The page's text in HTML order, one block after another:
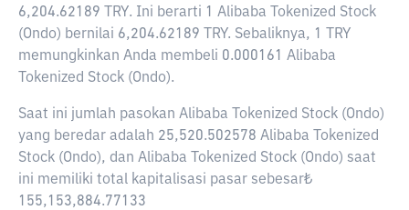
6,204.62189 TRY. Ini berarti 1 Alibaba Tokenized Stock
(Ondo) bernilai 6,204.62189 TRY. Sebaliknya, 1 TRY
memungkinkan Anda membeli 0.000161 Alibaba
Tokenized Stock (Ondo).
Saat ini jumlah pasokan Alibaba Tokenized Stock (Ondo)
yang beredar adalah 25,520.502578 Alibaba Tokenized
Stock (Ondo), dan Alibaba Tokenized Stock (Ondo) saat
ini memiliki total kapitalisasi pasar sebesar₺
155,153,884.77133